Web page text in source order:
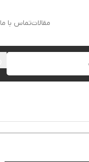
مقالاتتماس با ما